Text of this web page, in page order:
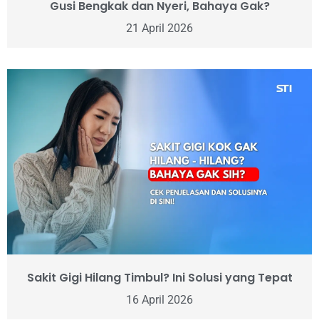
Gusi Bengkak dan Nyeri, Bahaya Gak?
21 April 2026
Sakit Gigi Hilang Timbul? Ini Solusi yang Tepat
16 April 2026